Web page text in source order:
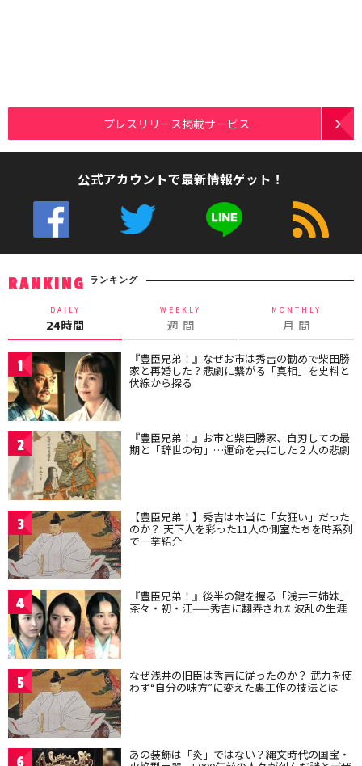
プレスリリース掲載サービス
公式アカウントで最新情報ゲット！
RANKING ランキング
DAILY
24時間
WEEKLY
週 間
MONTHLY
月 間
1 『豊臣兄弟！』なぜお市は秀吉の勧めで柴田勝
家と再婚した？悲劇に繋がる「真相」を史料と
伏線から探る
2 『豊臣兄弟！』お市と柴田勝家、自刃しての最
期と「辞世の句」…運命を共にした２人の悲劇
3 【豊臣兄弟！】秀吉は本当に「女狂い」だった
のか？ 天下人を彩った11人の側室たちを時系列
で一挙紹介
4 『豊臣兄弟！』後半の鍵を握る「浅井三姉妹」
茶々・初・江——秀吉に翻弄された波乱の生涯
5 なぜ浅井の旧臣は秀吉に従ったのか？ 武力を使
わず“自分の味方”に変えた裏工作の技法とは
6 あの装飾は「炎」ではない？縄文時代の国宝・